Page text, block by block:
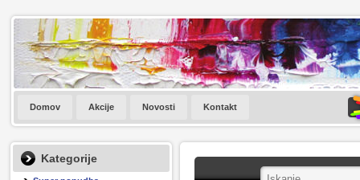
Domov Akcije Novosti Kontakt
Kategorije